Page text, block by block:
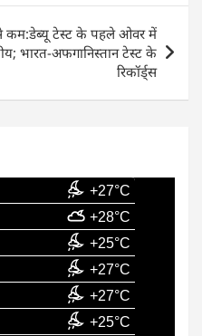
कम:डेब्यू टेस्ट के पहले ओवर में
भारत-अफगानिस्तान टेस्ट के
रिकॉर्ड्स
+27°C
+28°C
+25°C
+27°C
+27°C
+25°C